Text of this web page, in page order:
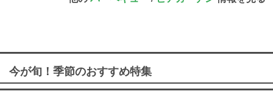
今が旬！季節のおすすめ特集